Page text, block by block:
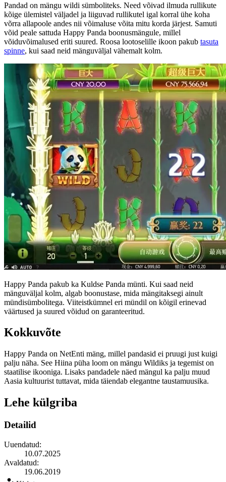
Pandad on mängu wildi sümboliteks. Need võivad ilmuda rullikute
kõige ülemistel väljadel ja liiguvad rullikutel igal korral ühe koha
võrra allapoole andes nii võimaluse võita mitu korda järjest. Samuti
võid peale sattuda Happy Panda boonusmängule, millel
võiduvõimalused eriti suured. Roosa lootoselille ikoon pakub tasuta
spinne, kui saad neid mänguväljal vähemalt kolm.
Happy Panda pakub ka Kuldse Panda münti. Kui saad neid
mänguväljal kolm, algab boonustase, mida mängitaksegi ainult
mündisümbolitega. Viiteistkümnel eri mündil on kõigil erinevad
väärtused ja suured võidud on garanteeritud.
Kokkuvõte
Happy Panda on NetEnti mäng, millel pandasid ei pruugi just kuigi
palju näha. See Hiina püha loom on mängu Wildiks ja tegemist on
staatilise ikooniga. Lisaks pandadele näed mängul ka palju muud
Aasia kultuurist tuttavat, mida täiendab elegantne taustamuusika.
Lehe külgriba
Detailid
Uuendatud:
10.07.2025
Avaldatud:
19.06.2019